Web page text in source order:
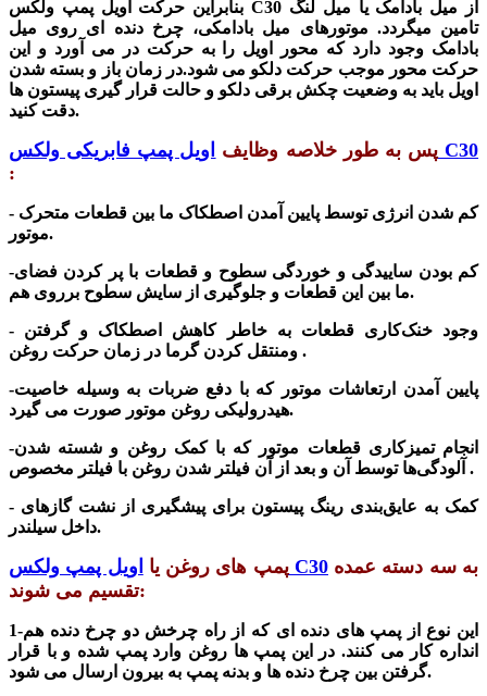
بنابراین حرکت اویل پمپ ولکس C30
تامین میگردد. موتورهای میل بادامکی، چرخ دنده ای روی میل
بادامک وجود دارد که محور اویل را به حرکت در می آورد و این
حرکت محور موجب حرکت دلکو می شود.در زمان باز و بسته شدن
اویل باید به وضعیت چکش برقی دلکو و حالت قرار گیری پیستون ها
دقت کنید.
پس به طور خلاصه وظایفاویل پمپ فابریکی ولکس C30
:
- کم شدن انرژی توسط پایین آمدن اصطکاک ما بین قطعات متحرک
موتور.
-کم بودن ساییدگی و خوردگی سطوح و قطعات با پر کردن فضای
ما بین این قطعات و جلوگیری از سایش سطوح برروی هم.
- وجود خنک‌کاری قطعات به خاطر کاهش اصطکاک و گرفتن
ومنتقل کردن گرما در زمان حرکت روغن .
-پایین آمدن ارتعاشات موتور که با دفع ضربات به وسیله خاصیت
هیدرولیکی روغن موتور صورت می گیرد.
-انجام تمیزکاری قطعات موتور که با کمک روغن و شسته شدن
آلودگی‌ها توسط آن و بعد از آن فیلتر شدن روغن با فیلتر مخصوص .
- کمک به عایق‌بندی رینگ پیستون برای پیشگیری از نشت گازهای
داخل سیلندر.
پمپ های روغن یا اویل پمپ ولکس C30به سه دسته عمده
تقسیم می شوند:
1-این نوع از پمپ های دنده ای که از راه چرخش دو چرخ دنده هم
انداره کار می کنند. در این پمپ ها روغن وارد پمپ شده و با قرار
گرفتن بین چرخ دنده ها و بدنه پمپ به بیرون ارسال می شود.